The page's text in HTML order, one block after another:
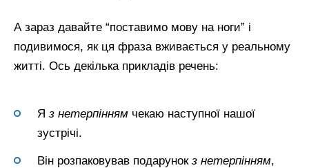
А зараз давайте “поставимо мову на ноги” і
подивимося, як ця фраза вживається у реальному
житті. Ось декілька прикладів речень:
Я з нетерпінням чекаю наступної нашої
зустрічі.
Він розпаковував подарунок з нетерпінням,